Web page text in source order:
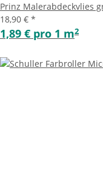
Prinz Malerabdeckvlies
18,90 € *
1,89 € pro 1 m2